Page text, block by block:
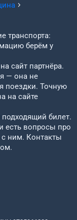
транспорта:
берём у
сайт партнёра.
— она не
поездки. Точную
на сайте
билет.
есть вопросы про
с ним. Контакты